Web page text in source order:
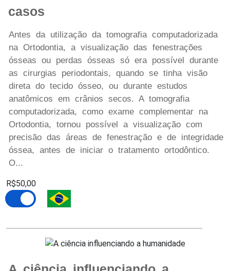
casos
Antes da utilização da tomografia computadorizada
na Ortodontia, a visualização das fenestrações
ósseas ou perdas ósseas só era possível durante
as cirurgias periodontais, quando se tinha visão
direta do tecido ósseo, ou durante estudos
anatômicos em crânios secos. A tomografia
computadorizada, como exame complementar na
Ortodontia, tornou possível a visualização com
precisão das áreas de fenestração e de integridade
óssea, antes de iniciar o tratamento ortodôntico.
O...
R$50,00